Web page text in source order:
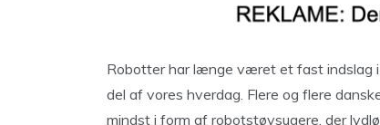
Robotter har længe været et fast indslag i
del af vores hverdag. Flere og flere
mindst i form af robotstøvsugere, der